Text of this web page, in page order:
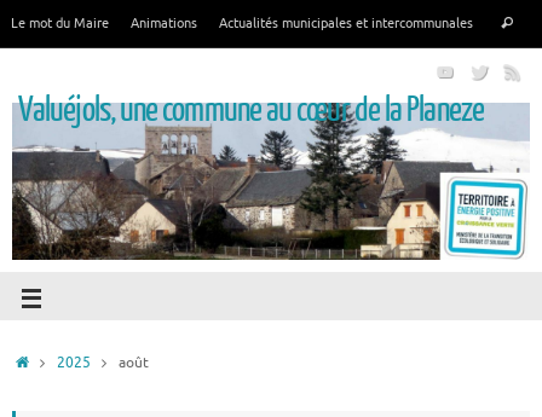
Le mot du Maire Animations Actualités municipales et intercommunales
Valuéjols, une commune au cœur de la Planeze
2025 août